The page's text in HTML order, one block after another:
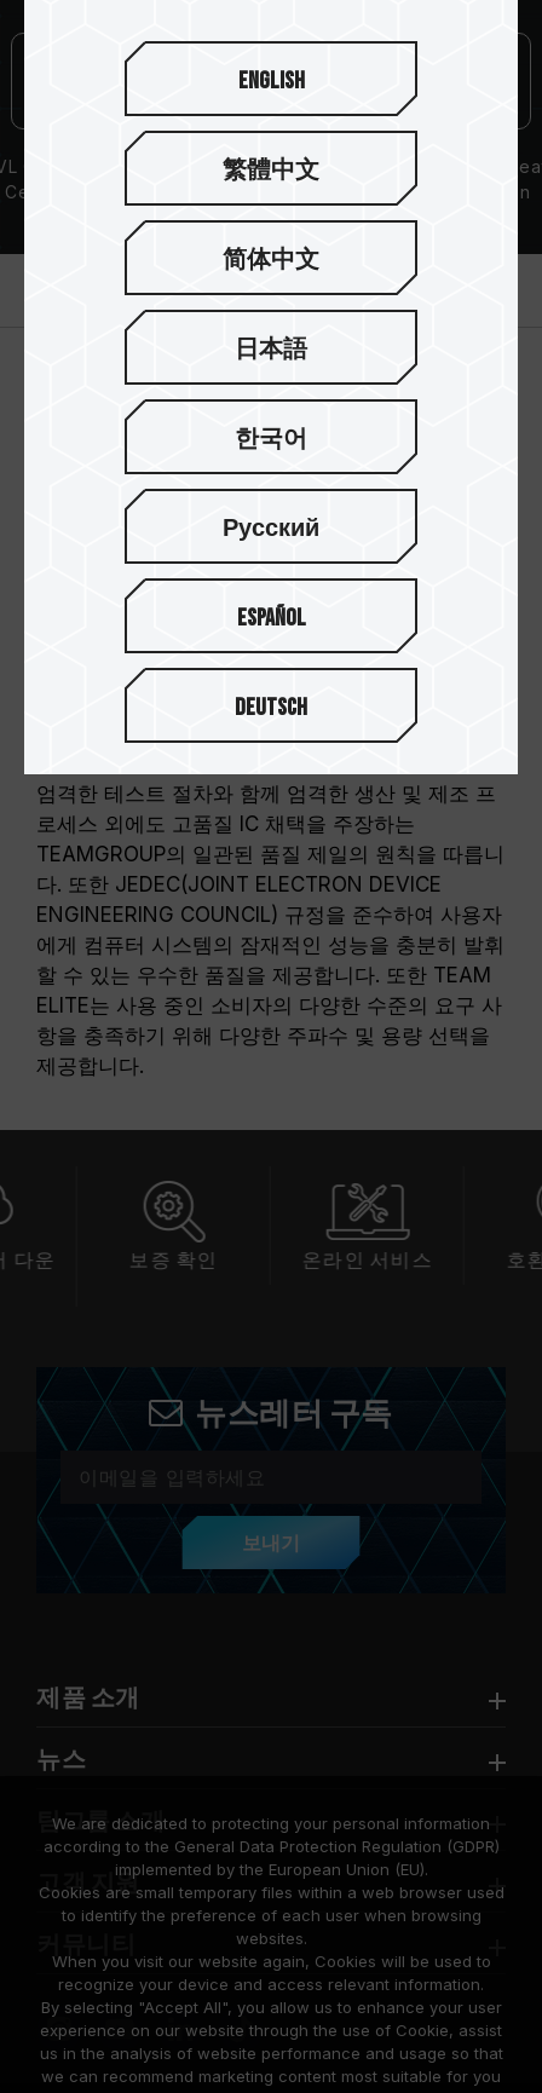
Compatibility
Certification
Lifetime Warranty
Aluminum
Dissipation
제품 소개
고주파 동작 온도 저감 및 정확
엄격한 테스트 절차와 함께 엄격한 생산 및 제조 프
로세스 외에도 고품질 IC 채택을 주장하는
TEAMGROUP의 일관된 품질 제일의 원칙을 따릅니
다. 또한 JEDEC(JOINT ELECTRON DEVICE
ENGINEERING COUNCIL) 규정을 준수하여 사용자
에게 컴퓨터 시스템의 잠재적인 성능을 충분히 발휘
할 수 있는 우수한 품질을 제공합니다. 또한 TEAM
ELITE는 사용 중인 소비자의 다양한 수준의 요구 사
항을 충족하기 위해 다양한 주파수 및 용량 선택을
제공합니다.
보증 확인 온라인 서비스 호환성 확인
뉴스레터 구독
보내기
제품 소개
뉴스
팀그룹 소개
고객 지원
English
繁體中文
简体中文
日本語
한국어
Русский
Español
Deutsch
We are dedicated to protecting your personal information
according to the General Data Protection Regulation (GDPR)
implemented by the European Union (EU).
Cookies are small temporary files within a web browser used
to identify the preference of each user when browsing
websites.
When you visit our website again, Cookies will be used to
recognize your device and access relevant information.
By selecting "Accept All", you allow us to enhance your user
experience on our website through the use of Cookie, assist
us in the analysis of website performance and usage so that
we can recommend marketing content most suitable for you